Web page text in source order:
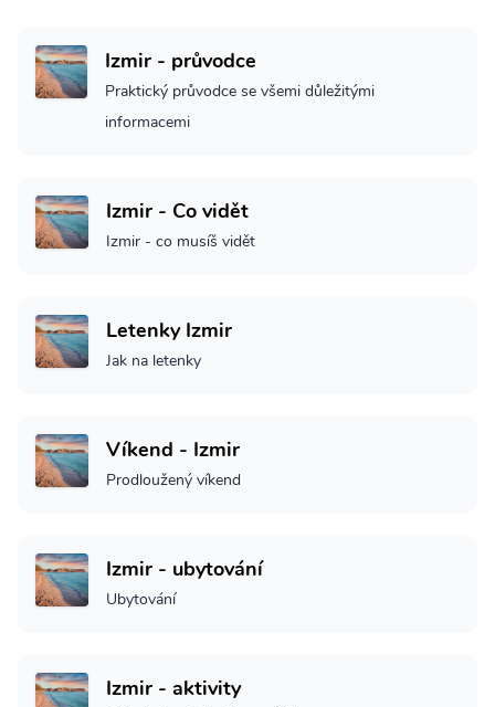
Izmir - průvodce
Praktický průvodce se všemi důležitými
informacemi
Izmir - Co vidět
Izmir - co musíš vidět
Letenky Izmir
Jak na letenky
Víkend - Izmir
Prodloužený víkend
Izmir - ubytování
Ubytování
Izmir - aktivity